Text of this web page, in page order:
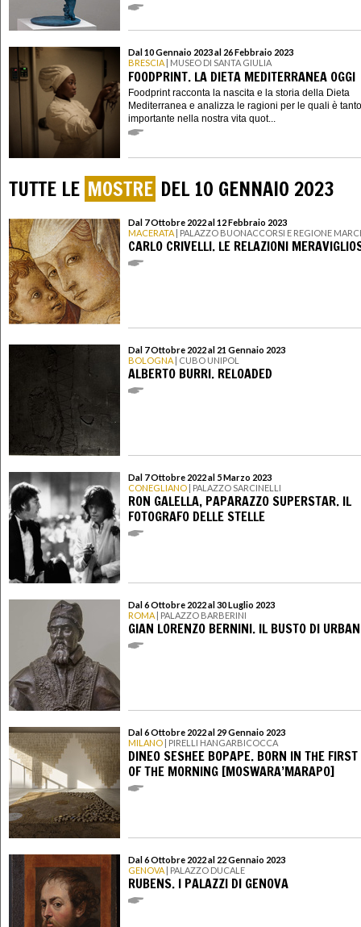
Dal 10 Gennaio 2023 al 26 Febbraio 2023
BRESCIA | MUSEO DI SANTA GIULIA
FOODPRINT. LA DIETA MEDITERRANEA OGGI
Foodprint racconta la nascita e la storia della Dieta
Mediterranea e analizza le ragioni per le quali è tanto
importante nella nostra vita quot...
TUTTE LE MOSTRE DEL 10 GENNAIO 2023
Dal 7 Ottobre 2022 al 12 Febbraio 2023
MACERATA | PALAZZO BUONACCORSI E REGIONE
CARLO CRIVELLI. LE RELAZIONI
Dal 7 Ottobre 2022 al 21 Gennaio 2023
BOLOGNA | CUBO UNIPOL
ALBERTO BURRI. RELOADED
Dal 7 Ottobre 2022 al 5 Marzo 2023
CONEGLIANO | PALAZZO SARCINELLI
RON GALELLA, PAPARAZZO SUPERSTAR. IL
FOTOGRAFO DELLE STELLE
Dal 6 Ottobre 2022 al 30 Luglio 2023
ROMA | PALAZZO BARBERINI
GIAN LORENZO BERNINI. IL BUSTO DI
Dal 6 Ottobre 2022 al 29 Gennaio 2023
MILANO | PIRELLI HANGARBICOCCA
DINEO SESHEE BOPAPE. BORN IN THE
OF THE MORNING [MOSWARA’MARAPO]
Dal 6 Ottobre 2022 al 22 Gennaio 2023
GENOVA | PALAZZO DUCALE
RUBENS. I PALAZZI DI GENOVA